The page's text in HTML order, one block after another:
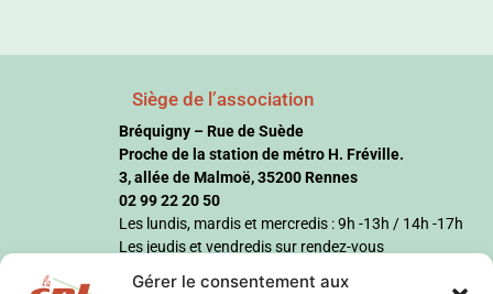
Gérer le consentement aux
Siège de l’association
Bréquigny – Rue de Suède
Proche de la station de métro H. Fréville.
3, allée de Malmoë, 35200 Rennes
02 99 22 20 50
Les lundis, mardis et mercredis : 9h -13h / 14h -17h
Les jeudis et vendredis sur rendez-vous